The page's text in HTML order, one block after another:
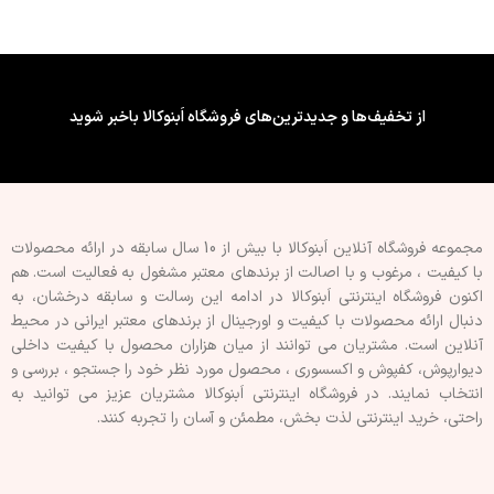
ویژگی چسب پشت تایل/پنل : فوم
ویژگی چسب پشت تایل/پنل : فوم
دار
از تخفیف‌ها و جدیدترین‌های فروشگاه اَبنوکالا باخبر شوید
مجموعه فروشگاه آنلاین اَبنوکالا با بیش از 10 سال سابقه در ارائه محصولات
با کيفيت ، مرغوب و با اصالت از برندهای معتبر مشغول به فعاليت است. هم
اکنون فروشگاه اینترنتی اَبنوکالا در ادامه اين رسالت و سابقه درخشان، به
دنبال ارائه محصولات با کيفيت و اورجينال از برندهای معتبر ايرانی در محيط
آنلاين است. مشتريان می توانند از ميان هزاران محصول با کيفيت داخلی
دیوارپوش، کفپوش و اکسسوری ، محصول مورد نظر خود را جستجو ، بررسی و
انتخاب نمايند. در فروشگاه اینترنتی اَبنوکالا مشتريان عزیز می توانيد به
راحتی، خرید اینترنتی لذت بخش، مطمئن و آسان را تجربه کنند.